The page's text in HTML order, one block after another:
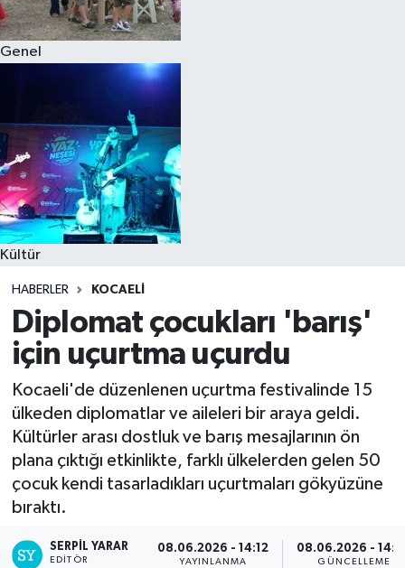
Genel
Kültür
HABERLER KOCAELI
Diplomat çocukları 'barış'
için uçurtma uçurdu
Kocaeli'de düzenlenen uçurtma festivalinde 15
ülkeden diplomatlar ve aileleri bir araya geldi.
Kültürler arası dostluk ve barış mesajlarının ön
plana çıktığı etkinlikte, farklı ülkelerden gelen 50
çocuk kendi tasarladıkları uçurtmaları gökyüzüne
bıraktı.
SERPİL YARAR
EDITÖR
08.06.2026 - 14:12
YAYINLANMA
08.06.2026 -
GÜNCELLEME